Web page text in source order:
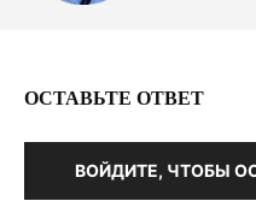
ОСТАВЬТЕ ОТВЕТ
ВОЙДИТЕ, ЧТОБЫ